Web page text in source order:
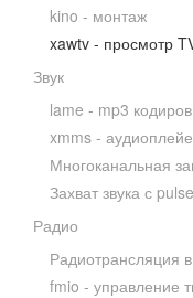
kino - монтаж
xawtv - просмотр
Звук
lame - mp3
xmms -
Многоканальная
Захват звука с
Радио
Радиотрансляция
fmio - управление